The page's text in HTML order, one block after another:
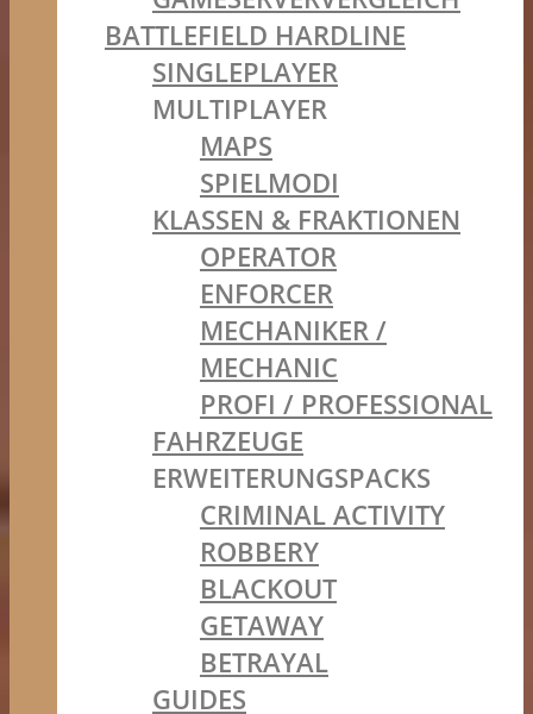
BATTLEFIELD HARDLINE
SINGLEPLAYER
MULTIPLAYER
MAPS
SPIELMODI
KLASSEN & FRAKTIONEN
OPERATOR
ENFORCER
MECHANIKER /
MECHANIC
PROFI / PROFESSIONAL
FAHRZEUGE
ERWEITERUNGSPACKS
CRIMINAL ACTIVITY
ROBBERY
BLACKOUT
GETAWAY
BETRAYAL
GUIDES